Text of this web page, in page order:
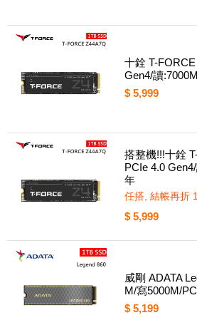
十銓 T-
Gen4/讀
$ 5,999
搭整機!!!十銓
PCIe 4.0
年
任搭, 結帳再折
$ 5,999
威剛 ADATA
M/寫5000M/
$ 5,199